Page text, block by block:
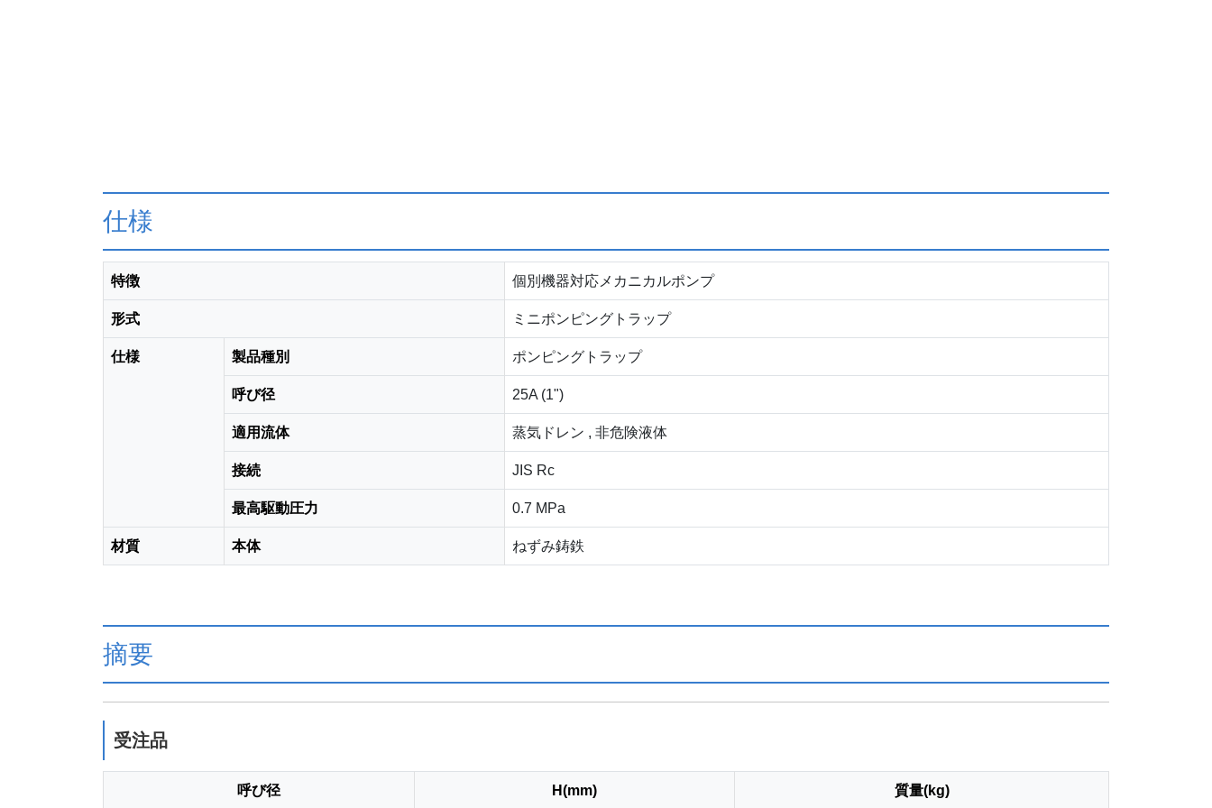
仕様
特徴 個別機器対応メカニカルポンプ
形式 ミニポンピングトラップ
仕様 製品種別 ポンピングトラップ
呼び径 25A (1")
適用流体 蒸気ドレン , 非危険液体
接続 JIS Rc
最高駆動圧力 0.7 MPa
材質 本体 ねずみ鋳鉄
摘要
受注品
呼び径 H(mm) 質量(kg)